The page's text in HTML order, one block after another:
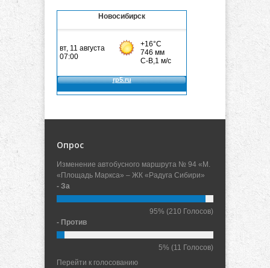
Новосибирск
Опрос
Изменение автобусного маршрута № 94 «М.
«Площадь Маркса» – ЖК «Радуга Сибири»
- За
95% (210 Голосов)
- Против
5% (11 Голосов)
Перейти к голосованию